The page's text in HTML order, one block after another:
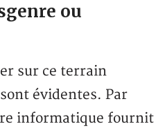
ou
sur ce terrain
évidentes. Par
informatique fournit